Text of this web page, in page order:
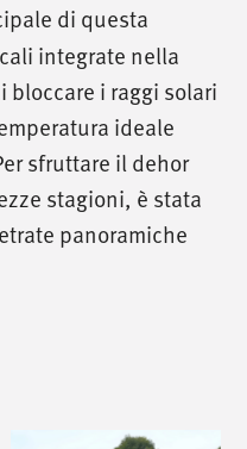
di questa
integrate nella
i raggi solari
ideale
sfruttare il dehor
stagioni, è stata
panoramiche